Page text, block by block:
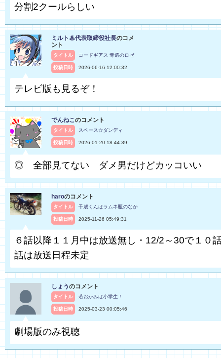
分割2クールらしい
ミルト♨代表取締役社長のコメ
ント
タイトル コードギアス 奪還のロゼ
投稿日時 2026-06-16 12:00:32
テレビ版も見るぞ！
でんねこのコメント
タイトル スペース☆ダンディ
投稿日時 2026-01-20 18:44:39
◎ 全部見てない ダメ男だけどカッコいい
haroのコメント
タイトル 千歳くんはラムネ瓶のなか
投稿日時 2025-11-26 05:49:31
６話以降１１月中は放送無し・12/2～30で１０
話は放送日程未定
しょうのコメント
タイトル 若おかみは小学生！
投稿日時 2025-03-23 00:05:46
劇場版のみ視聴